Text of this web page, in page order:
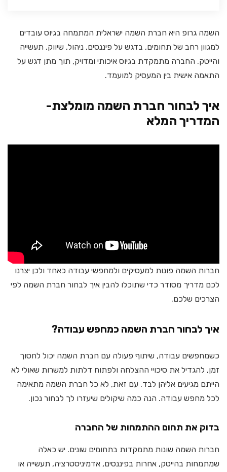
השמה גרופ היא חברת השמה ישראלית המתמחה בגיוס עובדים
למגוון רחב של תחומים, בדגש על פיננסים, ניהול, שיווק, תעשייה
והייטק. החברה מתמקדת בגיוס איכותי ומדויק, תוך מתן דגש על
התאמה אישית בין המעסיק למועמד.
איך לבחור חברת השמה מומלצת-
המדריך המלא
חברות השמה פונות למעסיקים ולמחפשי עבודה כאחד ולכן יצרנו
לכם מדריך מסודר כדי שתוכלו להבין איך לבחור חברת השמה לפי
הצרכים שלכם.
איך לבחור חברת השמה כמחפש עבודה?
כשמחפשים עבודה, שיתוף פעולה עם חברת השמה יכול לחסוך
זמן, להגדיל את סיכויי ההצלחה ולפתוח דלתות למשרות שאולי לא
הייתם מגיעים אליהן לבד. עם זאת, לא כל חברת השמה מתאימה
לכל מחפש עבודה. הנה כמה שיקולים שיעזרו לך לבחור נכון.
בדוק את תחום ההתמחות של החברה
חברות השמה שונות מתמקדות בתחומים שונים. יש כאלה
שמתמחות בהייטק, אחרות בפיננסים, אדמיניסטרציה, תעשייה או